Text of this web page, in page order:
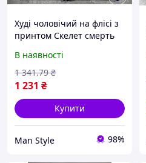
Худі чоловічий на флісі з
принтом Скелет смерть
Чорний, Тепле флісове
чоловіче худі на
військову тематику
В наявності
1 231 ₴
1 341.79 ₴
Купити
Man Style 98%